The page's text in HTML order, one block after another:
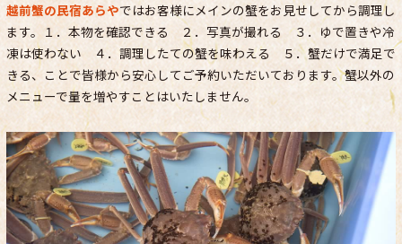
越前蟹の民宿あらやではお客様にメインの蟹をお見せしてから調理し
ます。１．本物を確認できる ２．写真が撮れる ３．ゆで置きや冷
凍は使わない ４．調理したての蟹を味わえる ５．蟹だけで満足で
きる、ことで皆様から安心してご予約いただいております。蟹以外の
メニューで量を増やすことはいたしません。